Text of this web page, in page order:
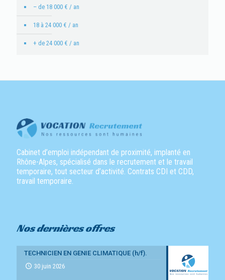
– de 18 000 € / an
18 à 24 000 € / an
+ de 24 000 € / an
Cabinet d’emploi indépendant de proximité, implanté en
Rhône-Alpes, spécialisé dans le recrutement et le travail
temporaire, tout secteur d’activité. Contrats CDI et CDD,
travail temporaire.
Nos dernières offres
TECHNICIEN EN GENIE CLIMATIQUE (h/f).
30 juin 2026